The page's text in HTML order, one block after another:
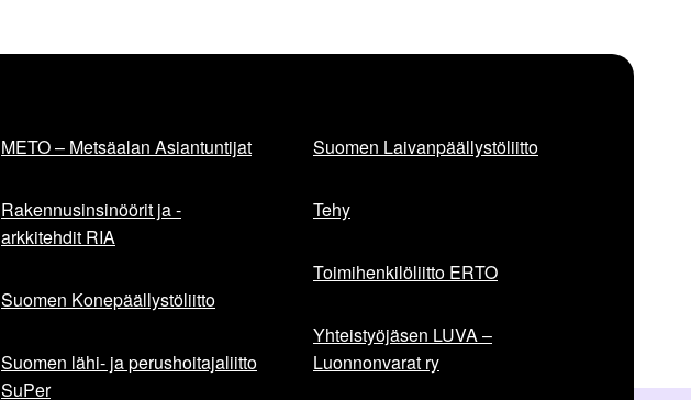
METO – Metsäalan Asiantuntijat
Rakennusinsinöörit ja -
arkkitehdit RIA
Suomen Konepäällystöliitto
Suomen lähi- ja perushoitajaliitto
SuPer
Suomen Laivanpäällystöliitto
Tehy
Toimihenkilöliitto ERTO
Yhteistyöjäsen LUVA –
Luonnonvarat ry